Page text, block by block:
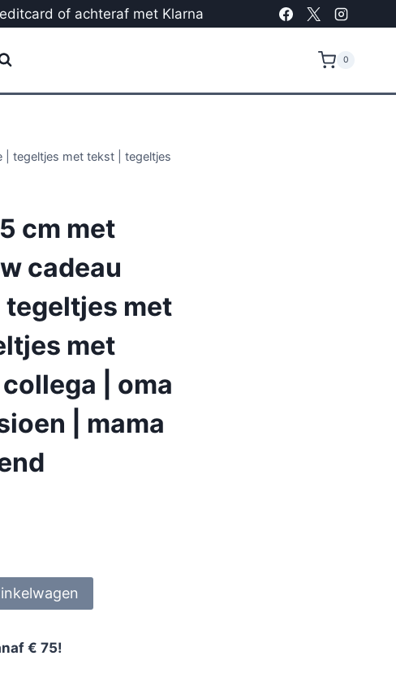
of achteraf met Klarna
0
| tegeltjes met tekst | tegeltjes
cm met
cadeau
met
met
| oma
| mama
€ 75!